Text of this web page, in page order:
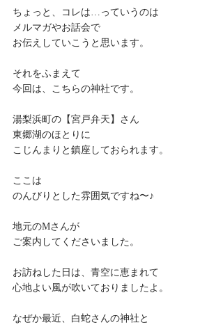
ちょっと、コレは…っていうのは
メルマガやお話会で
お伝えしていこうと思います。
それをふまえて
今回は、こちらの神社です。
湯梨浜町の【宮戸弁天】さん
東郷湖のほとりに
こじんまりと鎮座しておられます。
ここは
のんびりとした雰囲気ですね〜♪
地元のMさんが
ご案内してくださいました。
お訪ねした日は、青空に恵まれて
心地よい風が吹いておりましたよ。
なぜか最近、白蛇さんの神社と